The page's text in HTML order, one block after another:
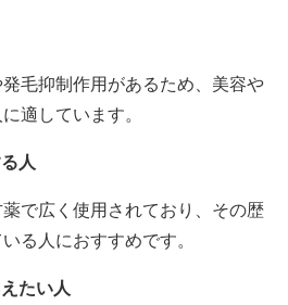
毛抑制作用があるため、美容や
適しています。
人
で広く使用されており、その歴
る人におすすめです。
たい人